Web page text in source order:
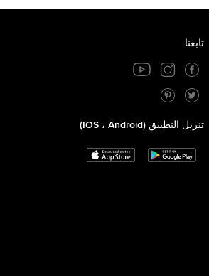
تابعنا
تنزيل التطبيق (iOS ، Android)